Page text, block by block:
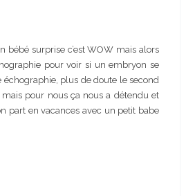
bébé surprise c’est WOW mais alors
pour voir si un embryon se
plus de doute le second
pour nous ça nous a détendu et
part en vacances avec un petit babe